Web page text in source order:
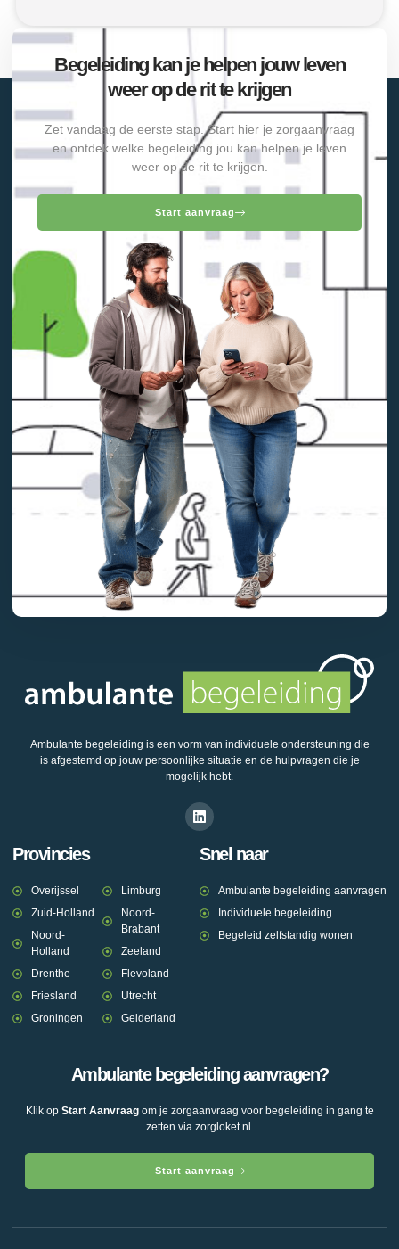
Begeleiding kan je helpen jouw leven
weer op de rit te krijgen
Zet vandaag de eerste stap. Start hier je zorgaanvraag
en ontdek welke begeleiding jou kan helpen je leven
weer op de rit te krijgen.
Start aanvraag
Ambulante begeleiding is een vorm van individuele ondersteuning die
is afgestemd op jouw persoonlijke situatie en de hulpvragen die je
mogelijk hebt.
Provincies
Overijssel
Zuid-Holland
Noord-
Holland
Drenthe
Friesland
Groningen
Limburg
Noord-
Brabant
Zeeland
Flevoland
Utrecht
Gelderland
Snel naar
Ambulante begeleiding aanvragen
Individuele begeleiding
Begeleid zelfstandig wonen
Ambulante begeleiding aanvragen?
Klik op Start Aanvraagom je zorgaanvraag voor begeleiding in gang te
zetten via zorgloket.nl.
Start aanvraag